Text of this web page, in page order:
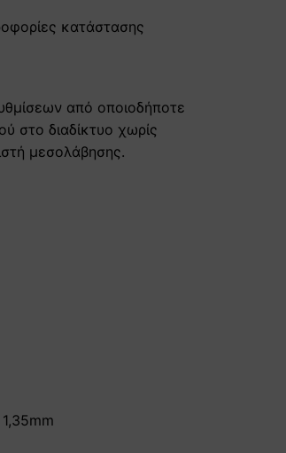
κατάστασης
από οποιοδήποτε
στο διαδίκτυο χωρίς
μεσολάβησης.